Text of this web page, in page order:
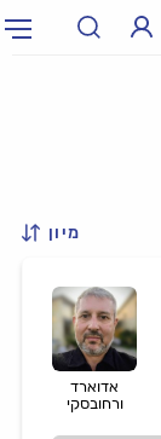
מיון
אדוארד
ורחובסקי